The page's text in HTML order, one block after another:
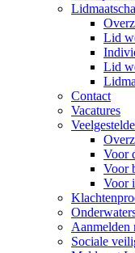
Lid
Lid
Contact
Vacatures
Voor
Voor
Voor
Aanmelden
Sociale